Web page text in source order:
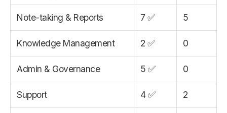
Note-taking & Reports 7 ✅ 5
Knowledge Management 2 ✅ 0
Admin & Governance 5 ✅ 0
Support 4 ✅ 2